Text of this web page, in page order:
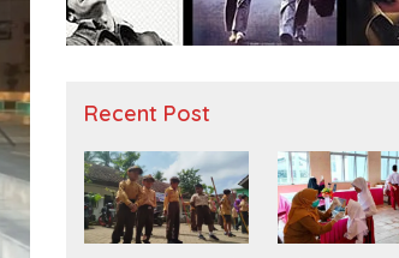
Recent Post